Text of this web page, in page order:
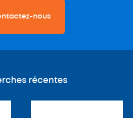
nous
récentes